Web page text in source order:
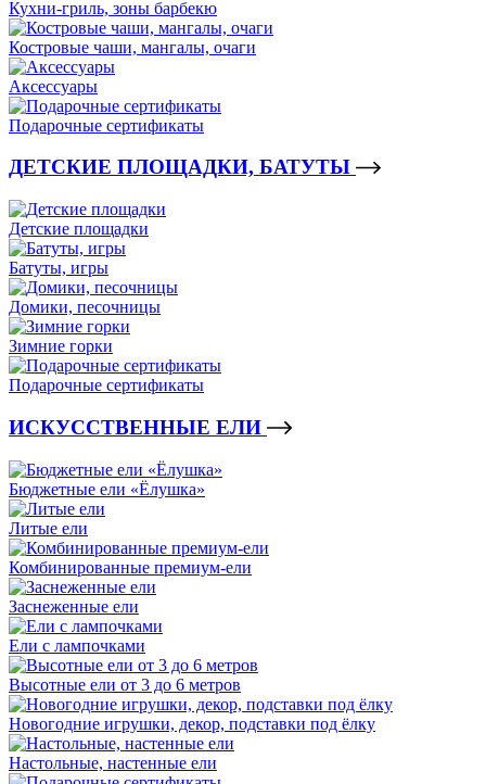
Кухни-гриль, зоны барбекю
Костровые чаши, мангалы, очаги
Аксессуары
Подарочные сертификаты
ДЕТСКИЕ ПЛОЩАДКИ, БАТУТЫ
Детские площадки
Батуты, игры
Домики, песочницы
Зимние горки
Подарочные сертификаты
ИСКУССТВЕННЫЕ ЕЛИ
Бюджетные ели «Ёлушка»
Литые ели
Комбинированные премиум-ели
Заснеженные ели
Ели с лампочками
Высотные ели от 3 до 6 метров
Новогодние игрушки, декор, подставки под ёлку
Настольные, настенные ели